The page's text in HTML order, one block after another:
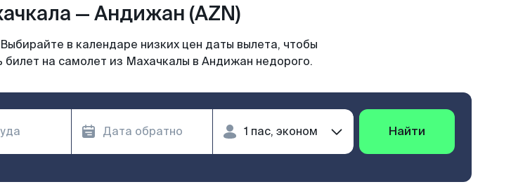
— Андижан (AZN)
в календаре низких цен даты вылета, чтобы
билет на самолет из Махачкалы в Андижан недорого.
Найти